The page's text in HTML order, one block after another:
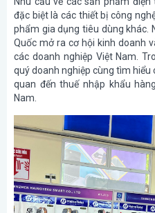
đặc biệt là các thiết bị công
phẩm gia dụng tiêu dùng khác.
Quốc mở ra cơ hội kinh doanh
các doanh nghiệp Việt Nam.
quý doanh nghiệp cùng tìm hiểu
quan đến thuế nhập khẩu
Nam.